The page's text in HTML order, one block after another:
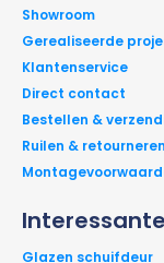
Glazen schuifdeur
Showroom
Gerealiseerde
Klantenservice
Direct contact
Bestellen &
Ruilen & retourneren